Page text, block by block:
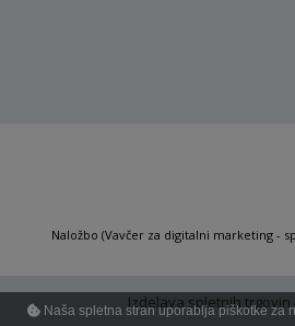
Naložbo (Vavčer za digitalni marketing -
Izdelava spletnih trgovin
Naša spletna stran uporablja piškotke za